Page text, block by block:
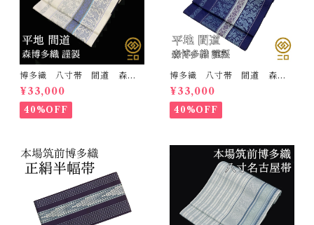
博多織 八寸帯 間道 森博
多織 正絹 日本製 未仕立
て 名古屋帯
¥33,000
40%OFF
博多織 八寸帯 間道 森博
多織 正絹 日本製 未仕立
て 名古屋帯
¥33,000
40%OFF